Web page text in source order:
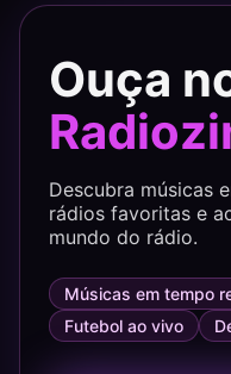
Ouça
Descubra músicas
rádios favoritas e
mundo do rádio.
Músicas em tempo
Futebol ao vivo